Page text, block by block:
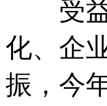
受益
化、企
振，今